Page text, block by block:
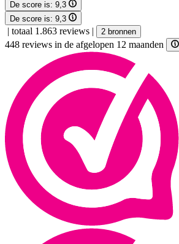
De score is: 9,3
De score is: 9,3
| totaal 1.863 reviews | 2 bronnen
448 reviews in de afgelopen 12 maanden